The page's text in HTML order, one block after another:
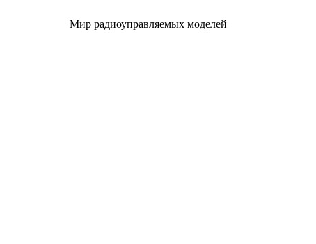
Мир радиоуправляемых моделей